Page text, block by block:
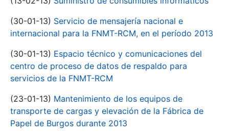
(30-01-13) Servicio de mensajería nacional e
internacional para la FNMT-RCM, en el período 2013
(30-01-13) Espacio técnico y comunicaciones del
centro de proceso de datos de respaldo para
servicios de la FNMT-RCM
(23-01-13) Mantenimiento de los equipos de
transporte de cargas y elevación de la Fábrica de
Papel de Burgos durante 2013